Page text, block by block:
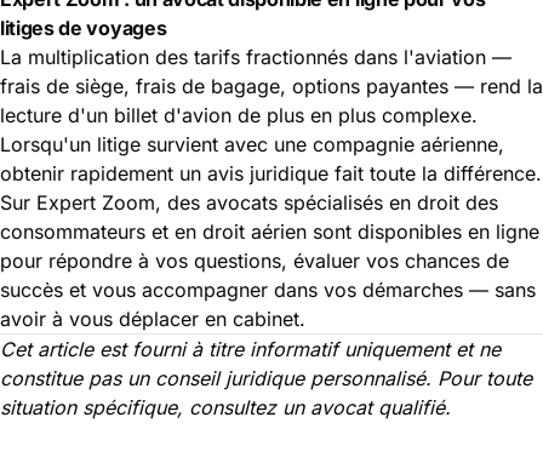
litiges de voyages
La multiplication des tarifs fractionnés dans l'aviation —
frais de siège, frais de bagage, options payantes — rend la
lecture d'un billet d'avion de plus en plus complexe.
Lorsqu'un litige survient avec une compagnie aérienne,
obtenir rapidement un avis juridique fait toute la différence.
Sur Expert Zoom, des avocats spécialisés en droit des
consommateurs et en droit aérien sont disponibles en ligne
pour répondre à vos questions, évaluer vos chances de
succès et vous accompagner dans vos démarches — sans
avoir à vous déplacer en cabinet.
Cet article est fourni à titre informatif uniquement et ne
constitue pas un conseil juridique personnalisé. Pour toute
situation spécifique, consultez un avocat qualifié.